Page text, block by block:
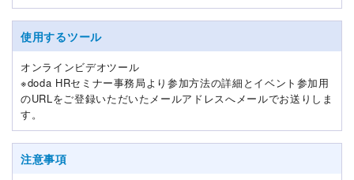
使用するツール
オンラインビデオツール
※doda HRセミナー事務局より参加方法の詳細とイベント参加用
のURLをご登録いただいたメールアドレスへメールでお送りしま
す。
注意事項